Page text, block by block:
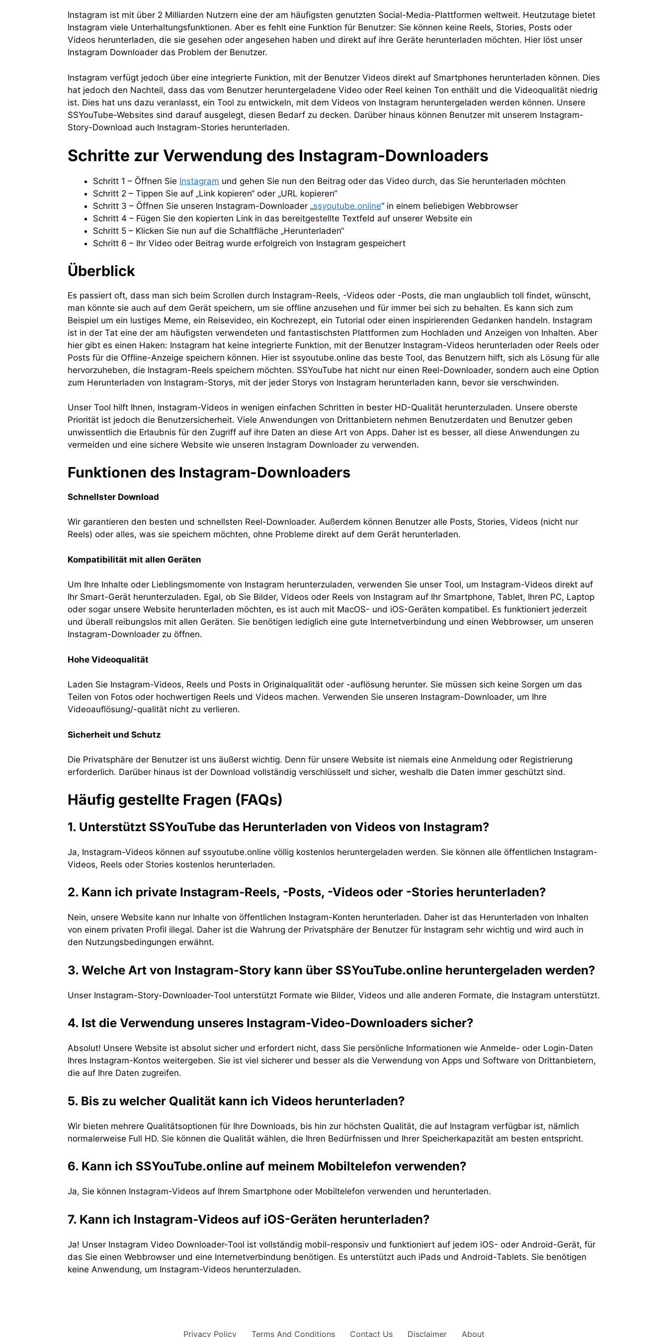
Instagram ist mit über 2 Milliarden Nutzern eine der am häufigsten genutzten Social-Media-Plattformen weltweit. Heutzutage bietet
Instagram viele Unterhaltungsfunktionen. Aber es fehlt eine Funktion für Benutzer: Sie können keine Reels, Stories, Posts oder
Videos herunterladen, die sie gesehen oder angesehen haben und direkt auf ihre Geräte herunterladen möchten. Hier löst unser
Instagram Downloader das Problem der Benutzer.
Instagram verfügt jedoch über eine integrierte Funktion, mit der Benutzer Videos direkt auf Smartphones herunterladen können. Dies
hat jedoch den Nachteil, dass das vom Benutzer heruntergeladene Video oder Reel keinen Ton enthält und die Videoqualität niedrig
ist. Dies hat uns dazu veranlasst, ein Tool zu entwickeln, mit dem Videos von Instagram heruntergeladen werden können. Unsere
SSYouTube-Websites sind darauf ausgelegt, diesen Bedarf zu decken. Darüber hinaus können Benutzer mit unserem Instagram-
Story-Download auch Instagram-Stories herunterladen.
Schritte zur Verwendung des Instagram-Downloaders
Schritt 1 – Öffnen Sie Instagram und gehen Sie nun den Beitrag oder das Video durch, das Sie herunterladen möchten
Schritt 2 – Tippen Sie auf „Link kopieren“ oder „URL kopieren“
Schritt 3 – Öffnen Sie unseren Instagram-Downloader „ssyoutube.online“ in einem beliebigen Webbrowser
Schritt 4 – Fügen Sie den kopierten Link in das bereitgestellte Textfeld auf unserer Website ein
Schritt 5 – Klicken Sie nun auf die Schaltfläche „Herunterladen“
Schritt 6 – Ihr Video oder Beitrag wurde erfolgreich von Instagram gespeichert
Überblick
Es passiert oft, dass man sich beim Scrollen durch Instagram-Reels, -Videos oder -Posts, die man unglaublich toll findet, wünscht,
man könnte sie auch auf dem Gerät speichern, um sie offline anzusehen und für immer bei sich zu behalten. Es kann sich zum
Beispiel um ein lustiges Meme, ein Reisevideo, ein Kochrezept, ein Tutorial oder einen inspirierenden Gedanken handeln. Instagram
ist in der Tat eine der am häufigsten verwendeten und fantastischsten Plattformen zum Hochladen und Anzeigen von Inhalten. Aber
hier gibt es einen Haken: Instagram hat keine integrierte Funktion, mit der Benutzer Instagram-Videos herunterladen oder Reels oder
Posts für die Offline-Anzeige speichern können. Hier ist ssyoutube.online das beste Tool, das Benutzern hilft, sich als Lösung für alle
hervorzuheben, die Instagram-Reels speichern möchten. SSYouTube hat nicht nur einen Reel-Downloader, sondern auch eine Option
zum Herunterladen von Instagram-Storys, mit der jeder Storys von Instagram herunterladen kann, bevor sie verschwinden.
Unser Tool hilft Ihnen, Instagram-Videos in wenigen einfachen Schritten in bester HD-Qualität herunterzuladen. Unsere oberste
Priorität ist jedoch die Benutzersicherheit. Viele Anwendungen von Drittanbietern nehmen Benutzerdaten und Benutzer geben
unwissentlich die Erlaubnis für den Zugriff auf ihre Daten an diese Art von Apps. Daher ist es besser, all diese Anwendungen zu
vermeiden und eine sichere Website wie unseren Instagram Downloader zu verwenden.
Funktionen des Instagram-Downloaders
Schnellster Download
Wir garantieren den besten und schnellsten Reel-Downloader. Außerdem können Benutzer alle Posts, Stories, Videos (nicht nur
Reels) oder alles, was sie speichern möchten, ohne Probleme direkt auf dem Gerät herunterladen.
Kompatibilität mit allen Geräten
Um Ihre Inhalte oder Lieblingsmomente von Instagram herunterzuladen, verwenden Sie unser Tool, um Instagram-Videos direkt auf
Ihr Smart-Gerät herunterzuladen. Egal, ob Sie Bilder, Videos oder Reels von Instagram auf Ihr Smartphone, Tablet, Ihren PC, Laptop
oder sogar unsere Website herunterladen möchten, es ist auch mit MacOS- und iOS-Geräten kompatibel. Es funktioniert jederzeit
und überall reibungslos mit allen Geräten. Sie benötigen lediglich eine gute Internetverbindung und einen Webbrowser, um unseren
Instagram-Downloader zu öffnen.
Hohe Videoqualität
Laden Sie Instagram-Videos, Reels und Posts in Originalqualität oder -auflösung herunter. Sie müssen sich keine Sorgen um das
Teilen von Fotos oder hochwertigen Reels und Videos machen. Verwenden Sie unseren Instagram-Downloader, um Ihre
Videoauflösung/-qualität nicht zu verlieren.
Sicherheit und Schutz
Die Privatsphäre der Benutzer ist uns äußerst wichtig. Denn für unsere Website ist niemals eine Anmeldung oder Registrierung
erforderlich. Darüber hinaus ist der Download vollständig verschlüsselt und sicher, weshalb die Daten immer geschützt sind.
Häufig gestellte Fragen (FAQs)
1. Unterstützt SSYouTube das Herunterladen von Videos von Instagram?
Ja, Instagram-Videos können auf ssyoutube.online völlig kostenlos heruntergeladen werden. Sie können alle öffentlichen Instagram-
Videos, Reels oder Stories kostenlos herunterladen.
2. Kann ich private Instagram-Reels, -Posts, -Videos oder -Stories herunterladen?
Nein, unsere Website kann nur Inhalte von öffentlichen Instagram-Konten herunterladen. Daher ist das Herunterladen von Inhalten
von einem privaten Profil illegal. Daher ist die Wahrung der Privatsphäre der Benutzer für Instagram sehr wichtig und wird auch in
den Nutzungsbedingungen erwähnt.
3. Welche Art von Instagram-Story kann über SSYouTube.online heruntergeladen werden?
Unser Instagram-Story-Downloader-Tool unterstützt Formate wie Bilder, Videos und alle anderen Formate, die Instagram unterstützt.
4. Ist die Verwendung unseres Instagram-Video-Downloaders sicher?
Absolut! Unsere Website ist absolut sicher und erfordert nicht, dass Sie persönliche Informationen wie Anmelde- oder Login-Daten
Ihres Instagram-Kontos weitergeben. Sie ist viel sicherer und besser als die Verwendung von Apps und Software von Drittanbietern,
die auf Ihre Daten zugreifen.
5. Bis zu welcher Qualität kann ich Videos herunterladen?
Wir bieten mehrere Qualitätsoptionen für Ihre Downloads, bis hin zur höchsten Qualität, die auf Instagram verfügbar ist, nämlich
normalerweise Full HD. Sie können die Qualität wählen, die Ihren Bedürfnissen und Ihrer Speicherkapazität am besten entspricht.
6. Kann ich SSYouTube.online auf meinem Mobiltelefon verwenden?
Ja, Sie können Instagram-Videos auf Ihrem Smartphone oder Mobiltelefon verwenden und herunterladen.
7. Kann ich Instagram-Videos auf iOS-Geräten herunterladen?
Ja! Unser Instagram Video Downloader-Tool ist vollständig mobil-responsiv und funktioniert auf jedem iOS- oder Android-Gerät, für
das Sie einen Webbrowser und eine Internetverbindung benötigen. Es unterstützt auch iPads und Android-Tablets. Sie benötigen
keine Anwendung, um Instagram-Videos herunterzuladen.
Privacy Policy Terms And Conditions Contact Us Disclaimer About